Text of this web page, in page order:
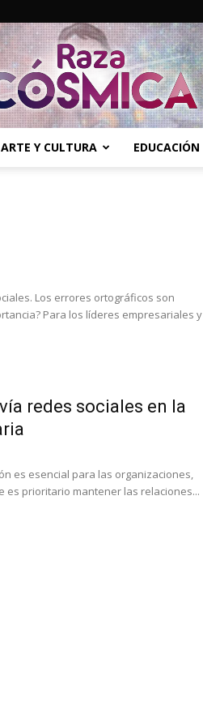
ARTE Y CULTURA EDUCACIÓN
Los errores ortográficos son
Para los líderes empresariales y
redes sociales en la
es esencial para las organizaciones,
prioritario mantener las relaciones...